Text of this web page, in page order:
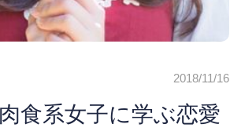
2018/11/16
食系女子に学ぶ恋愛